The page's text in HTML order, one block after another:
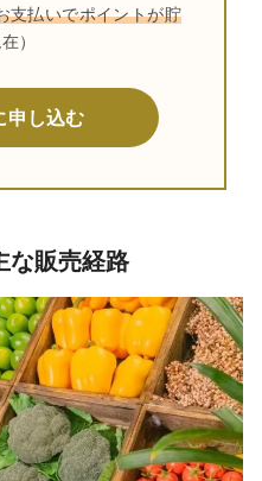
支払いでポイントが貯
）
申し込む
な販売経路